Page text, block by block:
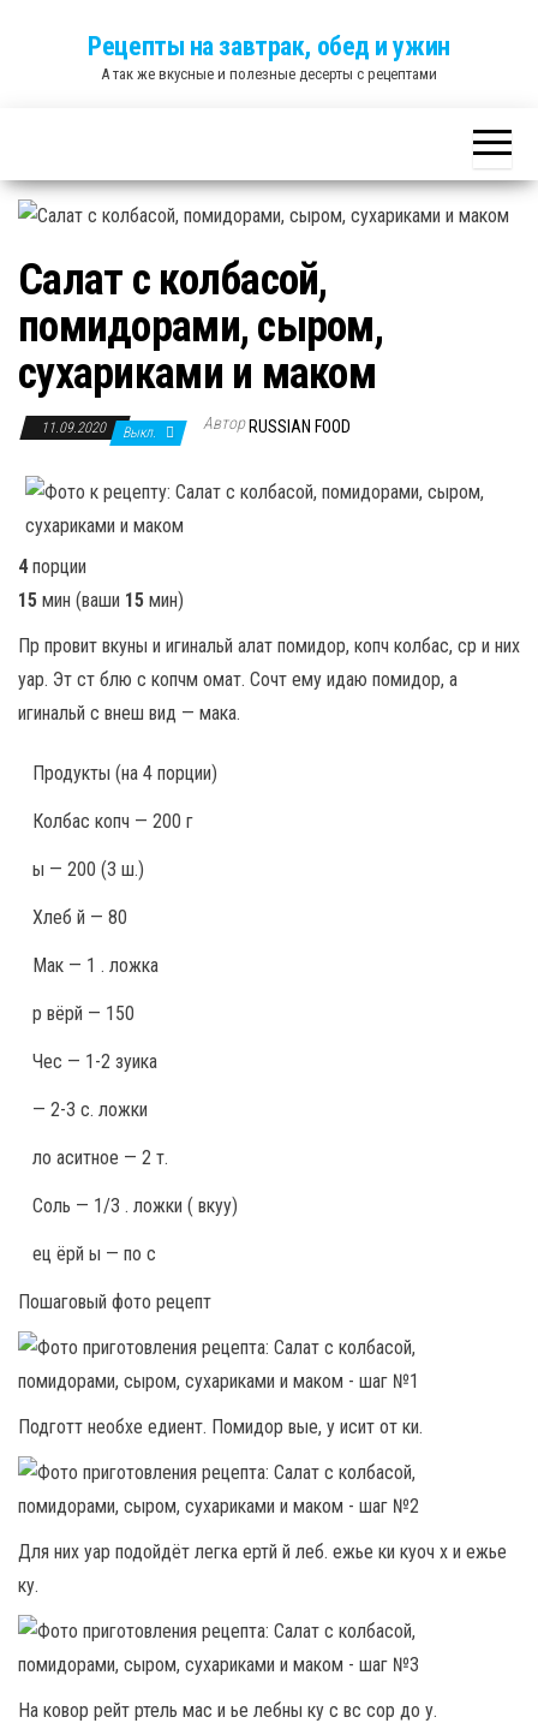
Рецепты на завтрак, обед и ужин
А так же вкусные и полезные десерты с рецептами
Салат с колбасой,
помидорами, сыром,
сухариками и маком
11.09.2020 Выкл. Автор RUSSIAN FOOD
4 порции
15 мин (ваши 15 мин)
Пр провит вкуны и игинальй алат помидор, копч колбас, ср и них
уар. Эт ст блю с копчм омат. Сочт ему идаю помидор, а
игинальй с внеш вид — мака.
Продукты (на 4 порции)
Колбас копч — 200 г
ы — 200 (3 ш.)
Хлеб й — 80
Мак — 1 . ложка
р вёрй — 150
Чес — 1-2 зуика
— 2-3 с. ложки
ло аситное — 2 т.
Соль — 1/3 . ложки ( вкуу)
ец ёрй ы — по с
Пошаговый фото рецепт
Подготт необхе едиент. Помидор вые, у исит от ки.
Для них уар подойдёт легка ертй й леб. ежье ки куоч х и ежье
ку.
На ковор рейт ртель мас и ье лебны ку с вс сор до у.